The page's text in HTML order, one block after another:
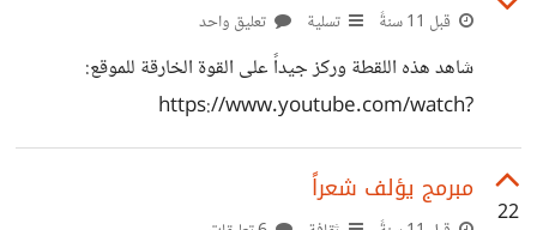
أن لا يبخل علينا بشرحهم، أو إعطائنا شيء ما ، لنستطيع أن
نفهمهم على الأقل. إذا كنت تجيد PHP فاشرحه بها، فهذا أفضل.
قبل 11 سنةً تسلية تعليق واحد
شاهد هذه اللقطة وركز جيداً على القوة الخارقة للموقع:
https://www.youtube.com/watch?
t=219&v=edZy5BZJ600 قوة هذا الموقع تتجسد في هذه
الصورة :)
http://media.giphy.com/media/heQWni2N0UBn
22
مبرمج يؤلف شعراً